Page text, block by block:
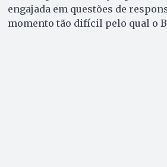
engajada em questões de
momento tão difícil pelo qual o